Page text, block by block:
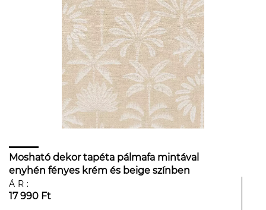
Mosható dekor tapéta pálmafa mintával
enyhén fényes krém és beige színben
ÁR:
17 990 Ft